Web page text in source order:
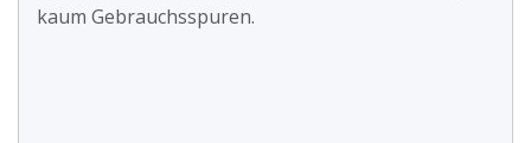
kaum Gebrauchsspuren.